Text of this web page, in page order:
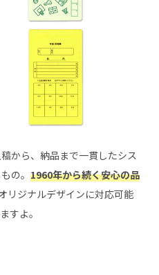
から、納品まで一貫したシス
の。 1960年から続く安心の品
リジナルデザインに対応可能
すよ。